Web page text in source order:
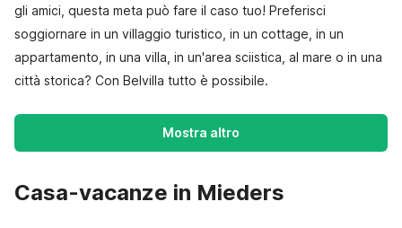
gli amici, questa meta può fare il caso tuo! Preferisci
soggiornare in un villaggio turistico, in un cottage, in un
appartamento, in una villa, in un'area sciistica, al mare o in una
città storica? Con Belvilla tutto è possibile.
Mostra altro
Casa-vacanze in Mieders